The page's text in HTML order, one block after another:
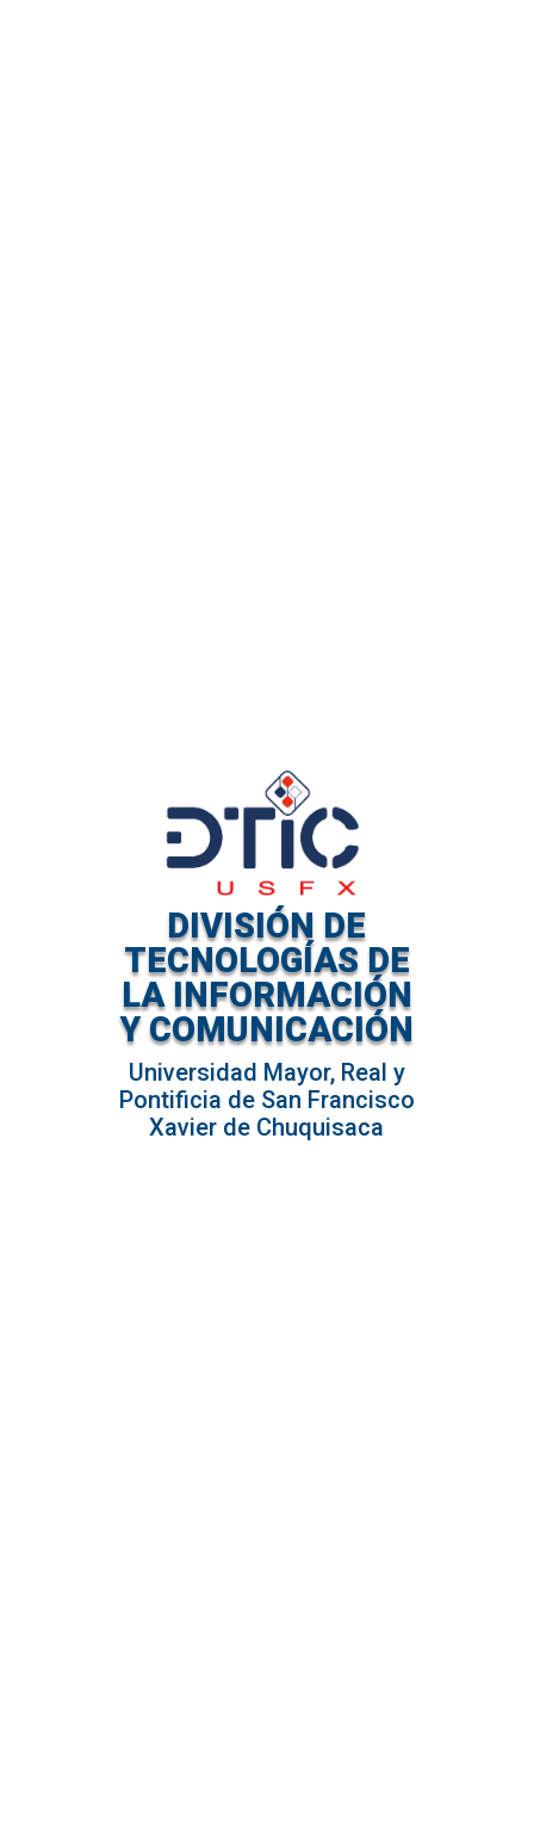
DIVISIÓN DE
TECNOLOGÍAS DE
LA INFORMACIÓN
Y COMUNICACIÓN
Universidad Mayor, Real y
Pontificia de San Francisco
Xavier de Chuquisaca